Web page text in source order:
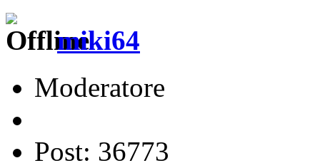
miki64
Moderatore
Post: 36773